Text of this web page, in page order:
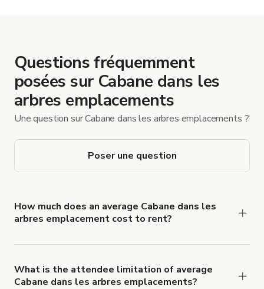
Questions fréquemment
posées sur Cabane dans les
arbres emplacements
Une question sur Cabane dans les arbres emplacements ?
Poser une question
How much does an average Cabane dans les
arbres emplacement cost to rent?
What is the attendee limitation of average
Cabane dans les arbres emplacements?